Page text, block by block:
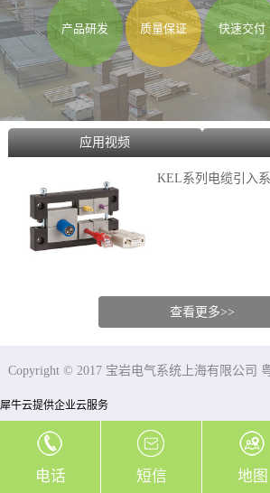
产品研发 质量保证 快速交付
应用视频
KEL系列电缆引入
查看更多>>
Copyright © 2017 宝岩电气系统上海有限公司
犀牛云提供企业云服务
电话 短信 地图